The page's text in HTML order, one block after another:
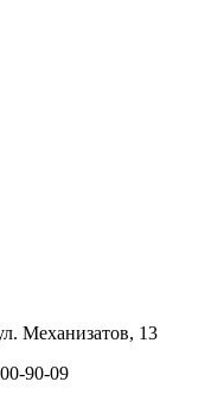
Механизатов, 13
90-09